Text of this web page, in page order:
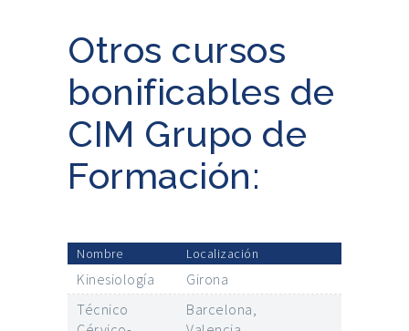
Otros cursos
bonificables de
CIM Grupo de
Formación:
Nombre Localización
Kinesiología
Girona
Técnico
Barcelona,